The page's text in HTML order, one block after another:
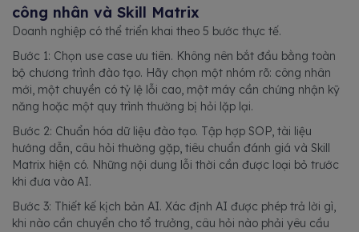
công nhân và Skill Matrix
Doanh nghiệp có thể triển khai theo 5 bước thực tế.
Bước 1: Chọn use case ưu tiên. Không nên bắt đầu bằng toàn
bộ chương trình đào tạo. Hãy chọn một nhóm rõ: công nhân
mới, một chuyền có tỷ lệ lỗi cao, một máy cần chứng nhận kỹ
năng hoặc một quy trình thường bị hỏi lặp lại.
Bước 2: Chuẩn hóa dữ liệu đào tạo. Tập hợp SOP, tài liệu
hướng dẫn, câu hỏi thường gặp, tiêu chuẩn đánh giá và Skill
Matrix hiện có. Những nội dung lỗi thời cần được loại bỏ trước
khi đưa vào AI.
Bước 3: Thiết kế kịch bản AI. Xác định AI được phép trả lời gì,
khi nào cần chuyển cho tổ trưởng, câu hỏi nào phải yêu cầu